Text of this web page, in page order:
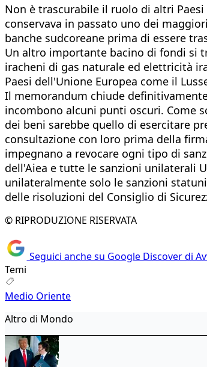
Non è trascurabile il ruolo di altri
conservava in passato uno dei
banche sudcoreane prima di essere
Un altro importante bacino di fondi si
iracheni di gas naturale ed elettricità
Paesi dell'Unione Europea come il
Il memorandum chiude
incombono alcuni punti oscuri. Come
dei beni sarebbe quello di esercitare
consultazione con loro prima della
impegnano a revocare ogni tipo di
dell'Aiea e tutte le sanzioni unilaterali
unilateralmente solo le sanzioni
delle risoluzioni del Consiglio di
© RIPRODUZIONE RISERVATA
Seguici anche su Google Discover di
Temi
Medio Oriente
Altro di Mondo